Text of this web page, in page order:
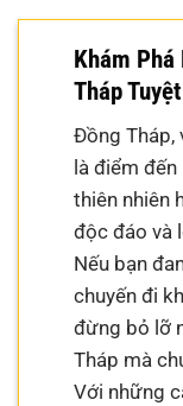
Khám
Tháp
Đồng Tháp,
là điểm
thiên nhiên
độc đáo và
Nếu bạn
chuyến đi
đừng bỏ lỡ
Tháp mà
Với những